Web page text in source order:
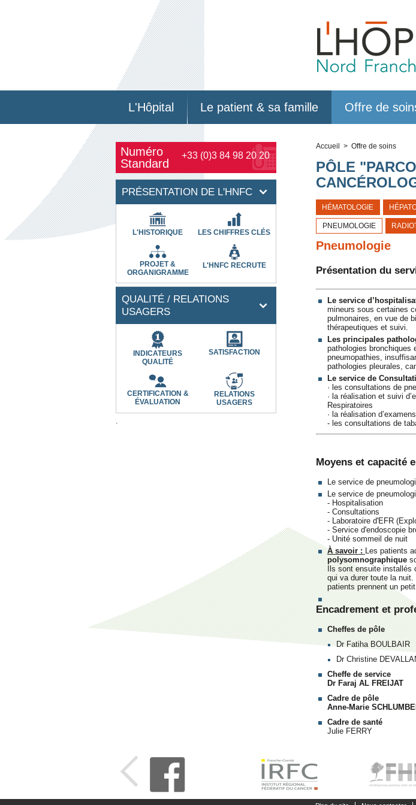
L'Hôpital Le patient & sa famille Offre de
Numéro
Standard
+33 (0)3 84 98 20 20
PRÉSENTATION DE L'HNFC
L'HISTORIQUE LES CHIFFRES CLÉS
PROJET &
ORGANIGRAMME
L'HNFC RECRUTE
QUALITÉ / RELATIONS
USAGERS
INDICATEURS
QUALITÉ
SATISFACTION
CERTIFICATION &
ÉVALUATION
RELATIONS
USAGERS
.
Accueil > Offre de soins
PÔLE
HÉMATOLOGIE
PNEUMOLOGIE
Pneumologie
Présentation du
Le service
mineurs sous certaines
pulmonaires, en vue de
thérapeutiques et suivi.
Les principales
pathologies bronchiques
pneumopathies,
pathologies pleurales,
Le service de
· les consultations de
· la réalisation et suivi
Respiratoires
· la réalisation
- les consultations de
Moyens et capacité
Le service de
Le service de
- Hospitalisation
- Consultations
- Laboratoire d'EFR
- Service d'endoscopie
- Unité sommeil de nuit
À savoir : Les patients
polysomnographique
Ils sont ensuite installés
qui va durer toute la
patients prennent un
Encadrement et
Cheffes de pôle
Dr Fatiha BOULBAIR
Dr Christine
Cheffe de service
Dr Faraj AL FREIJAT
Cadre de pôle
Anne-Marie
Cadre de santé
Julie FERRY